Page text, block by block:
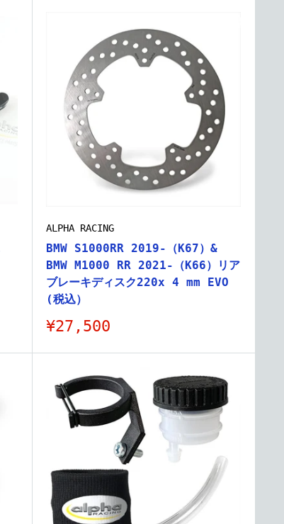
ALPHA RACING
BMW S1000RR 2019-（K67）&
BMW M1000 RR 2021-（K66）リア
ブレーキディスク220x 4 mm EVO
(税込）
販
価
¥27,500